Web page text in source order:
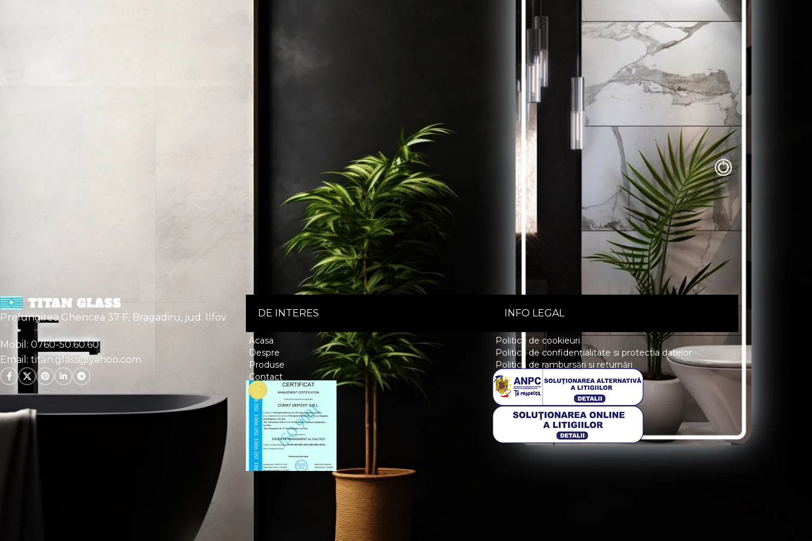
Prelungirea Ghencea 37 F, Bragadiru, jud. Ilfov
Mobil: 0760-50.60.60
Email: titan.glass@yahoo.com
DE INTERES
Acasa
Despre
Produse
Contact
INFO LEGAL
Politica de cookieuri
Politică de confidențialitate si protectia datelor
Politică de rambursări și returnări
2024, Dezvoltat cu pricepere de Argebit.com